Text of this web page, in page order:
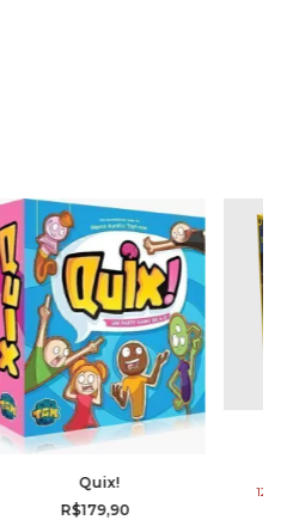
Quix!
R$179,90
12